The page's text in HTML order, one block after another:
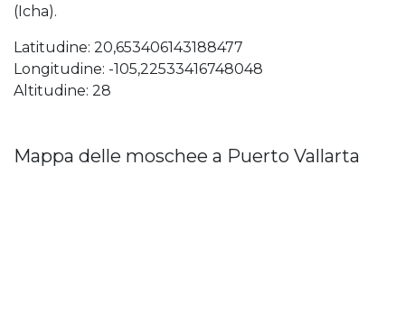
(Icha).
Latitudine: 20,653406143188477
Longitudine: -105,22533416748048
Altitudine: 28
Mappa delle moschee a Puerto Vallarta